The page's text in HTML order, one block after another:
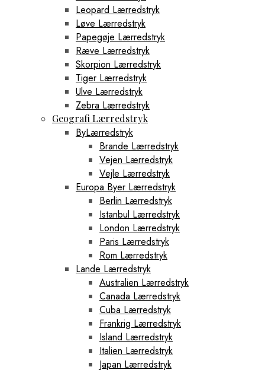
Leopard Lærredstryk
Løve Lærredstryk
Papegøje Lærredstryk
Ræve Lærredstryk
Skorpion Lærredstryk
Tiger Lærredstryk
Ulve Lærredstryk
Zebra Lærredstryk
Geografi Lærredstryk
ByLærredstryk
Brande Lærredstryk
Vejen Lærredstryk
Vejle Lærredstryk
Europa Byer Lærredstryk
Berlin Lærredstryk
Istanbul Lærredstryk
London Lærredstryk
Paris Lærredstryk
Rom Lærredstryk
Lande Lærredstryk
Australien Lærredstryk
Canada Lærredstryk
Cuba Lærredstryk
Frankrig Lærredstryk
Island Lærredstryk
Italien Lærredstryk
Japan Lærredstryk